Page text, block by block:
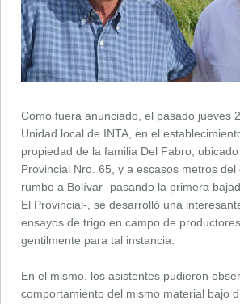
Como fuera anunciado, el pasado jueves
Unidad local de INTA, en el
propiedad de la familia Del Fabro,
Provincial Nro. 65, y a escasos metros del
rumbo a Bolívar -pasando la primera
El Provincial-, se desarrolló una
ensayos de trigo en campo de
gentilmente para tal instancia.
En el mismo, los asistentes pudieron
comportamiento del mismo material bajo